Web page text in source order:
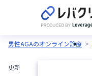
男性AGAのオンライン診療
更新